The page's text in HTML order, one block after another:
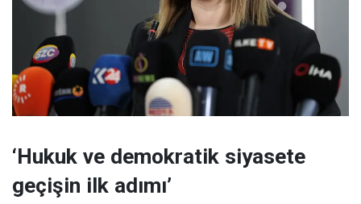
‘Hukuk ve demokratik siyasete
geçişin ilk adımı’